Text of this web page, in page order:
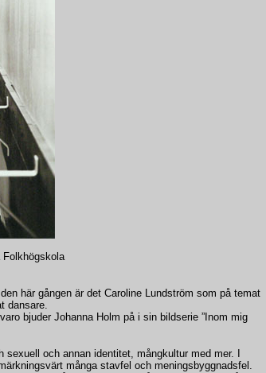
Folkhögskola
här gången är det Caroline Lundström som på temat
dansare.
bjuder Johanna Holm på i sin bildserie ”Inom mig
sexuell och annan identitet, mångkultur med mer. I
många stavfel och meningsbyggnadsfel.